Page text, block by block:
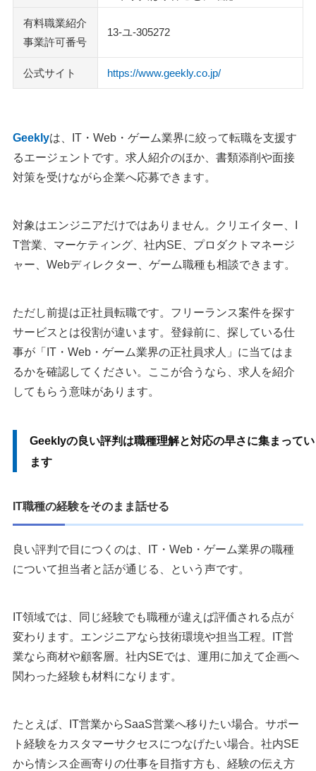
有料職業紹介
事業許可番号
13-ユ-305272
公式サイト https://www.geekly.co.jp/
Geeklyは、IT・Web・ゲーム業界に絞って転職を支援す
るエージェントです。求人紹介のほか、書類添削や面接
対策を受けながら企業へ応募できます。
対象はエンジニアだけではありません。クリエイター、I
T営業、マーケティング、社内SE、プロダクトマネージ
ャー、Webディレクター、ゲーム職種も相談できます。
ただし前提は正社員転職です。フリーランス案件を探す
サービスとは役割が違います。登録前に、探している仕
事が「IT・Web・ゲーム業界の正社員求人」に当てはま
るかを確認してください。ここが合うなら、求人を紹介
してもらう意味があります。
Geeklyの良い評判は職種理解と対応の早さに集まってい
ます
IT職種の経験をそのまま話せる
良い評判で目につくのは、IT・Web・ゲーム業界の職種
について担当者と話が通じる、という声です。
IT領域では、同じ経験でも職種が違えば評価される点が
変わります。エンジニアなら技術環境や担当工程。IT営
業なら商材や顧客層。社内SEでは、運用に加えて企画へ
関わった経験も材料になります。
たとえば、IT営業からSaaS営業へ移りたい場合。サポー
ト経験をカスタマーサクセスにつなげたい場合。社内SE
から情シス企画寄りの仕事を目指す方も、経験の伝え方